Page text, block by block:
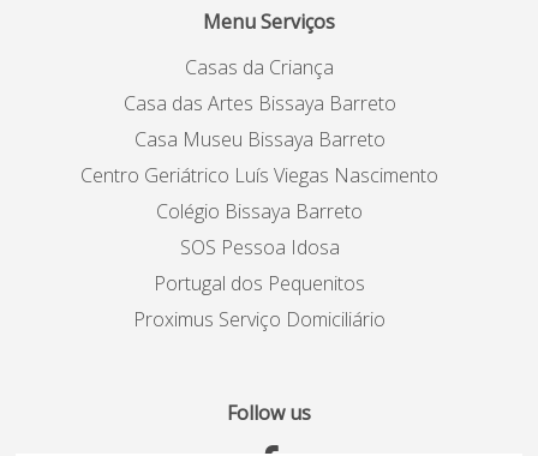
Menu Serviços
Casas da Criança
Casa das Artes Bissaya Barreto
Casa Museu Bissaya Barreto
Centro Geriátrico Luís Viegas Nascimento
Colégio Bissaya Barreto
SOS Pessoa Idosa
Portugal dos Pequenitos
Proximus Serviço Domiciliário
Follow us